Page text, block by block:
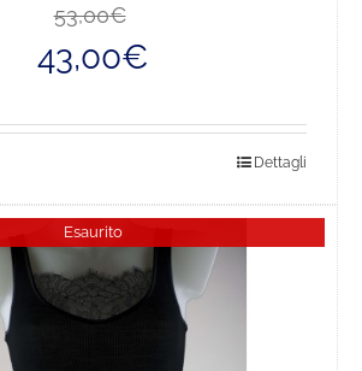
53,00€
43,00€
Dettagli
Esaurito